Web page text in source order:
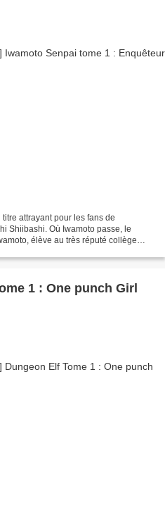
attrayant pour les fans de
Shiibashi. Où Iwamoto passe, le
élève au très réputé collège
1 : One punch Girl